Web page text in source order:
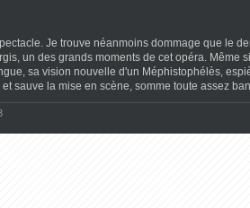
Je trouve néanmoins dommage que le
un des grands moments de cet opéra. Même
sa vision nouvelle d'un Méphistophélès,
sauve la mise en scène, somme toute assez